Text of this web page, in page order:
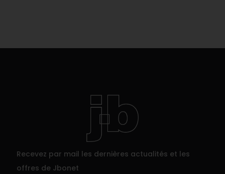
Recevez par mail les dernières actualités et les
offres de Jbonet